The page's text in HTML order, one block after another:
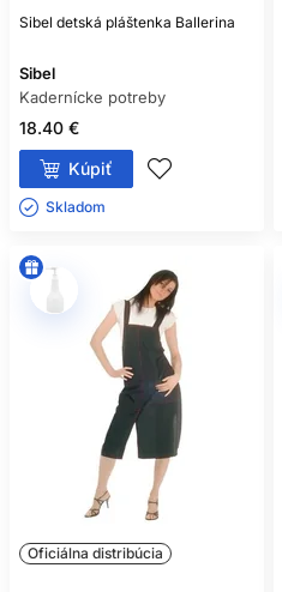
Sibel detská pláštenka Ballerina
Sibel
Kadernícke potreby
18.40 €
Kúpiť
Skladom ㅤ
Oficiálna distribúcia